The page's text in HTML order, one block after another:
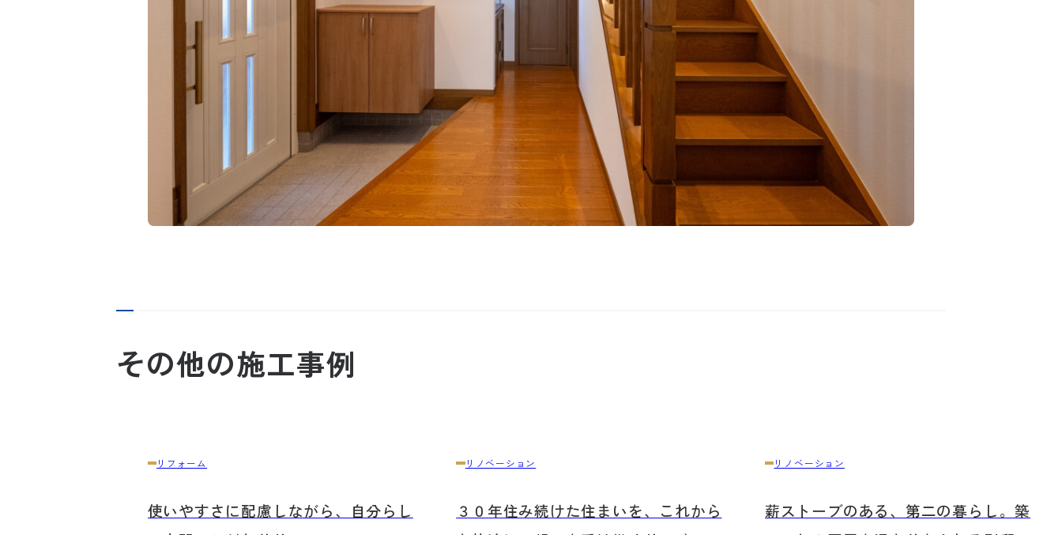
その他の施工事例
リフォーム
使いやすさに配慮しながら、自分らし
リノベーション
３０年住み続けた住まいを、これから
リノベーション
薪ストーブのある、第二の暮らし。築